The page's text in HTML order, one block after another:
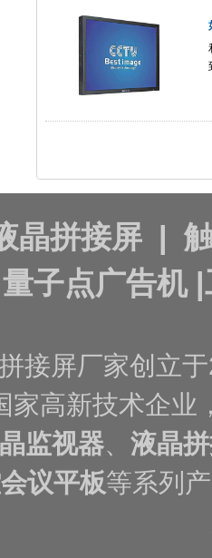
晶拼接屏 |
量子点广告机|
接屏厂家创立
家高新技术企
监视器、 液晶
议平板等系列